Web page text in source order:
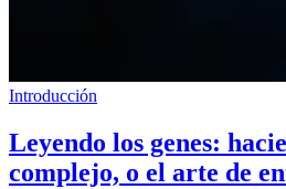
Introducción
Leyendo los genes:
complejo, o el arte de